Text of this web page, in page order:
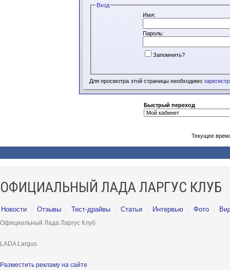
Вход
Имя:
Пароль:
Запомнить?
Для просмотра этой страницы необходимо
Быстрый переход
Текущее
ОФИЦИАЛЬНЫЙ ЛАДА ЛАРГУС КЛУБ
Новости · Отзывы · Тест-драйвы · Статьи · Интервью · Фото ·
Официальный Лада Ларгус Клуб
LADA Largus
Разместить рекламу на сайте